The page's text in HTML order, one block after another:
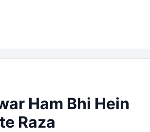
Ham Bhi Hein
Raza